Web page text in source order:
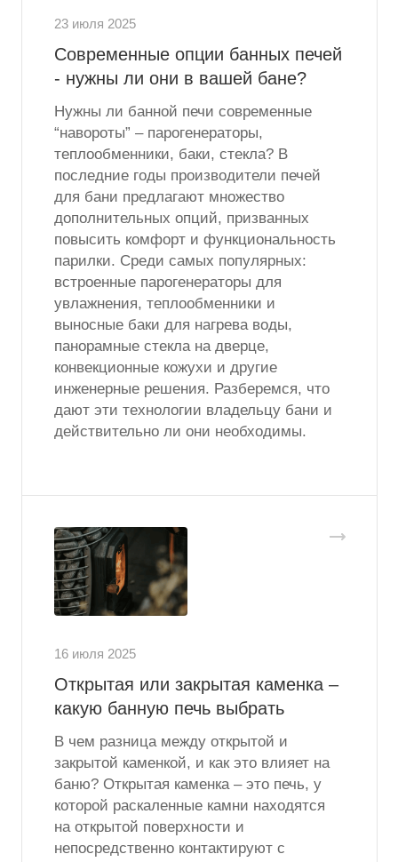
23 июля 2025
Современные опции банных печей
- нужны ли они в вашей бане?
Нужны ли банной печи современные
“навороты” – парогенераторы,
теплообменники, баки, стекла? В
последние годы производители печей
для бани предлагают множество
дополнительных опций, призванных
повысить комфорт и функциональность
парилки. Среди самых популярных:
встроенные парогенераторы для
увлажнения, теплообменники и
выносные баки для нагрева воды,
панорамные стекла на дверце,
конвекционные кожухи и другие
инженерные решения. Разберемся, что
дают эти технологии владельцу бани и
действительно ли они необходимы.
16 июля 2025
Открытая или закрытая каменка –
какую банную печь выбрать
В чем разница между открытой и
закрытой каменкой, и как это влияет на
баню? Открытая каменка – это печь, у
которой раскаленные камни находятся
на открытой поверхности и
непосредственно контактируют с